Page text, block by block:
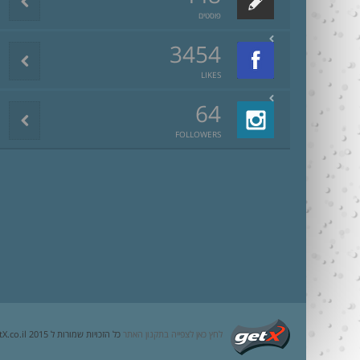
פוסטים
3454
LIKES
64
FOLLOWERS
לחץ כאן לצפייה בתקנון האתר כל הזכויות שמורות ל getX.co.il 2015